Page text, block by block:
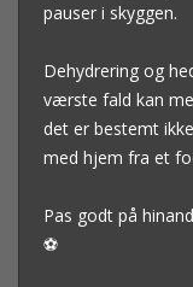
pauser i skyggen.
Dehydrering og
værste fald kan
det er bestemt
med hjem fra et
Pas godt på
⚽